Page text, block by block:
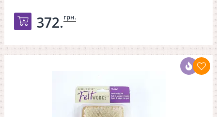
Добавить в корзину
372.грн.